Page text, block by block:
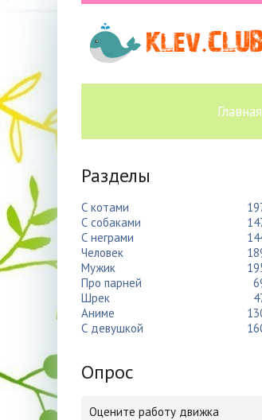
Главная
Разделы
С котами
С собаками
С неграми
Человек
Мужик
Про парней
Шрек
Аниме
С девушкой
Опрос
Оцените работу движка